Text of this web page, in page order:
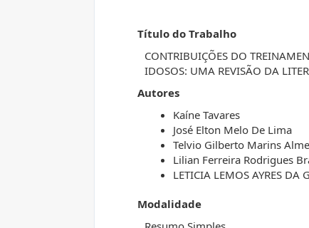
Título do Trabalho
CONTRIBUIÇÕES DO
IDOSOS: UMA REVISÃO DA
Autores
Kaíne Tavares
José Elton Melo De Lima
Telvio Gilberto Marins
Lilian Ferreira Rodrigues
LETICIA LEMOS AYRES DA
Modalidade